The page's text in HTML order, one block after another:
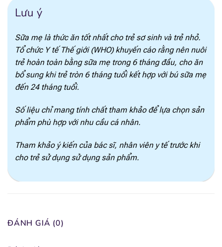
Selen 1 mcg
I ốt
Kẽm
Sắt 0.9 mg
Lưu ý
Sữa mẹ là thức ăn tốt nhất cho trẻ sơ sinh và trẻ nhỏ.
Tổ chức Y tế Thế giới (WHO) khuyến cáo rằng nên nuôi
trẻ hoàn toàn bằng sữa mẹ trong 6 tháng đầu, cho ăn
bổ sung khi trẻ tròn 6 tháng tuổi kết hợp với bú sữa mẹ
đến 24 tháng tuổi.
Số liệu chỉ mang tính chất tham khảo để lựa chọn sản
phẩm phù hợp với nhu cầu cá nhân.
Tham khảo ý kiến của bác sĩ, nhân viên y tế trước khi
cho trẻ sử dụng sử dụng sản phẩm.
ĐÁNH GIÁ (0)